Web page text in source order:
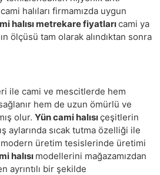
halıları firmamızda uygun
halısı metrekare fiyatlarıcami ya
ölçüsü tam olarak alındıktan sonra
ile cami ve mescitlerde hem
hem de uzun ömürlü ve
olur. Yün cami halısıçeşitlerin
aylarında sıcak tutma özelliği ile
modern üretim tesislerinde üretimi
halısı modellerini mağazamızdan
ayrıntılı bir şekilde